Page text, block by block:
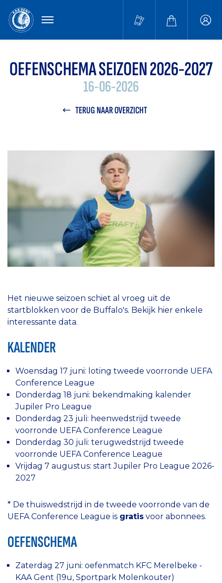
MENU
OEFENSCHEMA SEIZOEN 2026-2027
16-06-2026
TERUG NAAR OVERZICHT
Het nieuwe seizoen schiet al vroeg uit de
startblokken voor de Buffalo's. Bekijk hier enkele
interessante data.
KALENDER
Woensdag 17 juni: loting tweede voorronde UEFA
Conference League
Donderdag 18 juni: bekendmaking kalender
Jupiler Pro League
Donderdag 23 juli: heenwedstrijd tweede
voorronde UEFA Conference League
Donderdag 30 juli: terugwedstrijd tweede
voorronde UEFA Conference League
Vrijdag 7 augustus: start Jupiler Pro League 2026-
2027
* De thuiswedstrijd in de tweede voorronde van de
UEFA Conference League is gratis voor abonnees.
OEFENSCHEMA
Zaterdag 27 juni: oefenmatch KFC Merelbeke -
KAA Gent (19u, Sportpark Molenkouter)